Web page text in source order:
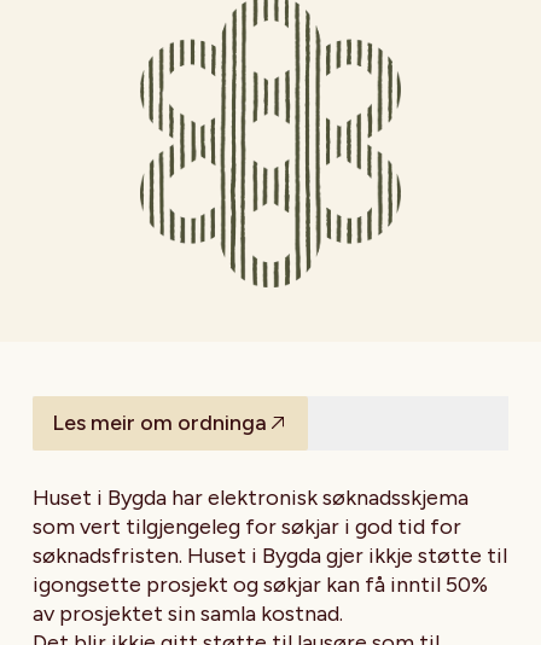
Les meir om ordninga
Huset i Bygda har elektronisk søknadsskjema
som vert tilgjengeleg for søkjar i god tid for
søknadsfristen. Huset i Bygda gjer ikkje støtte til
igongsette prosjekt og søkjar kan få inntil 50%
av prosjektet sin samla kostnad.